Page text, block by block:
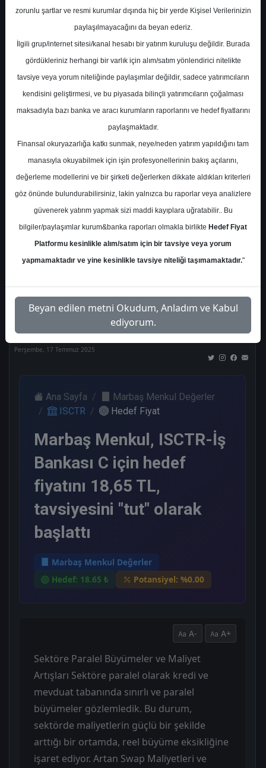
En Yüksek Tahmin
Ortalama Fiyat Tahmini
Ortalama Getiri Potansiyeli
Kurum Sayısı
21
10 1
Paralel
Get.
3
Üstü
Get.
4
Yok
1
2
Perşembe, 17 Temmuz 2025
Ana Sayfa
Marbaş Menkul Değerler
ISCTR
Hedef Fiyat
Marbaş Menkul, ISCTR-İş
Bankası C için hedef
fiyatını 18,65 TL,
tavsiyesini "tut" olarak
başlattı
Marbaş Menkul Değerler
Hedef: 18.65 ₺
Potansiyel: %0.00
A- A+
Sektöre Paralel Büyümeler ve Maliyet
Artışları Sektöre paralel olarak kredi ve
mevduat tabanında sınırlı ve paralel
büyümeler gözlemledik. Bu durum,
sektörde maliyetlerin güçlü bir şekilde
arttığı bir ortamda, reel büyüme eksikliğine
işaret ediyor. Artan Swap Maliyetleri ve
zorunlu şartlar ve resmi kurumlar dışında hiç bir yerde Kişisel Verilerinizin
paylaşılmayacağını da beyan ederiz.
İlgili grup/internet sitesi/kanal hesabı bir yatırım kuruluşu değildir. Burada
gördükleriniz herhangi bir varlık için alım/satım yönlendirici nitelikte
tavsiye veya yorum niteliğinde paylaşımlar değildir, sadece yatırımcıların
kendisini geliştirmesi, ve bu piyasada bilinçli yatırımcıların çoğalması
maksadıyla bazı banka ve aracı kurumların raporlarını ve hedef fiyatlarını
paylaşmaktadır.
Finansal okuryazarlığa katkı sunmak, neye/neden yatırım yapıldığını tam
manasıyla okuyabilmek için işin profesyonellerinin bakış açılarını,
değerleme modellerini ve bir şirketi değerlerken dikkate aldıkları kriterleri
göz önünde bulundurabilirsiniz, lakin yalnızca bu raporlar veya analizlere
güvenerek yatırım yapmak sizi maddi kayıplara uğratabilir.. Bu
bilgiler/paylaşımlar kurum&banka raporları olmakla birlikte Hedef Fiyat
Platformu kesinlikle alım/satım için bir tavsiye veya yorum
yapmamaktadır ve yine kesinlikle tavsiye niteliği taşımamaktadır."
Beyan edilen metni Okudum, Anladım ve Kabul
ediyorum.